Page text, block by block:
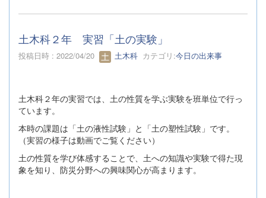
土木科２年 実習「土の実験」
投稿日時 : 2022/04/20 土木科 カテゴリ:今日の出来事
土木科２年の実習では、土の性質を学ぶ実験を班単位で行っ
ています。
本時の課題は「土の液性試験」と「土の塑性試験」です。
（実習の様子は動画でご覧ください）
土の性質を学び体感することで、土への知識や実験で得た現
象を知り、防災分野への興味関心が高まります。